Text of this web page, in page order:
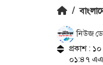
/
নিউজ
প্রকাশ :
০১:৪৭